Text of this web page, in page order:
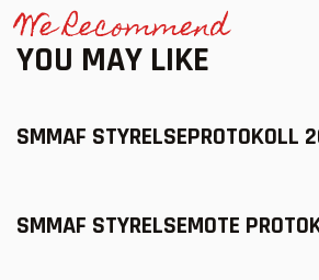
We Recommend
YOU MAY LIKE
SMMAF STYRELSEPROTOKOLL
SMMAF STYRELSEMOTE